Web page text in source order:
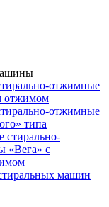
отжимные
отжимом
отжимные
типа
стирально-
«Вега» с
машин